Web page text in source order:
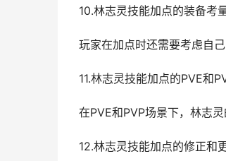
10.林志灵技能加点的装备考
玩家在加点时还需要考虑自
11.林志灵技能加点的PVE和
在PVE和PVP场景下，林志
12.林志灵技能加点的修正和